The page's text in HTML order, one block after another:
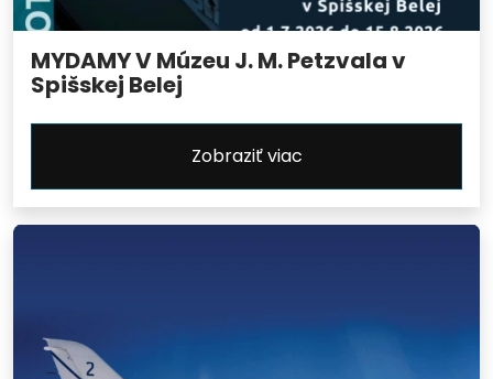
MYDAMY V Múzeu J. M. Petzvala v
Spišskej Belej
Zobraziť viac